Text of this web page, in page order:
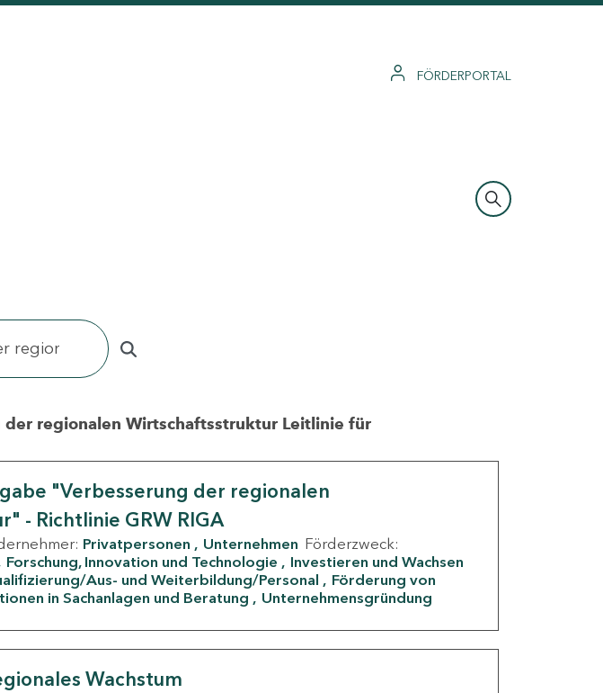
FÖRDERPORTAL
der regionalen Wirtschaftsstruktur Leitlinie für
"Verbesserung der regionalen
- Richtlinie GRW RIGA
Privatpersonen Unternehmen Förderzweck:
Forschung, Innovation und Technologie
Investieren und Wachsen
Aus- und Weiterbildung/Personal
Förderung von
in Sachanlagen und Beratung Unternehmensgründung
Wachstum